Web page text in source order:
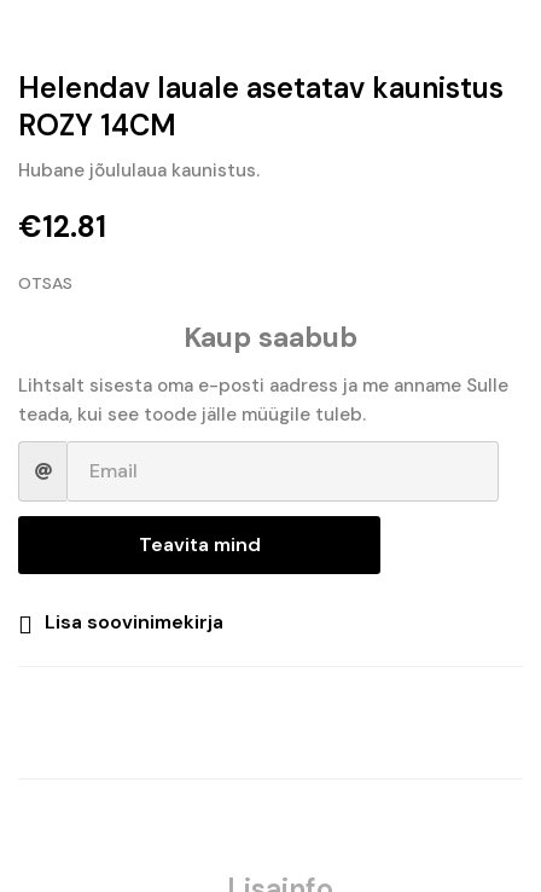
Helendav lauale asetatav kaunistus
ROZY 14CM
Hubane jõululaua kaunistus.
€12.81
OTSAS
Kaup saabub
Lihtsalt sisesta oma e-posti aadress ja me anname Sulle
teada, kui see toode jälle müügile tuleb.
Teavita mind
Lisa soovinimekirja